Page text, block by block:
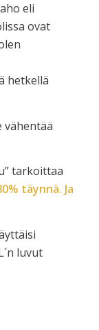
eli
ovat
hetkellä
vähentää
tarkoittaa
täynnä. Ja
luvut